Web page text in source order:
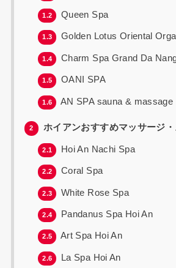
1.2 Queen Spa
1.3 Golden Lotus Oriental
1.4 Charm Spa Grand Da
1.5 OANI SPA
1.6 AN SPA sauna & massage
2 ホイアンおすすめマッサージ
2.1 Hoi An Nachi Spa
2.2 Coral Spa
2.3 White Rose Spa
2.4 Pandanus Spa Hoi An
2.5 Art Spa Hoi An
2.6 La Spa Hoi An